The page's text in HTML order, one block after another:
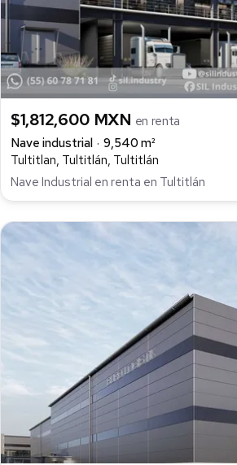
$1,812,600 MXN en renta
Nave industrial
9,540 m²
Tultitlan, Tultitlán, Tultitlán
Nave Industrial en renta en Tultitlán